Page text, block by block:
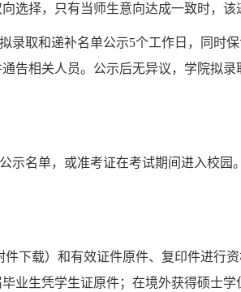
选择，只有当师生意向达成一致时，该
录取和递补名单公示5个工作日，同时
告相关人员。公示后无异议，学院拟
示名单，或准考证在考试期间进入校
下载）和有效证件原件、复印件进行
业生凭学生证原件；在境外获得硕士